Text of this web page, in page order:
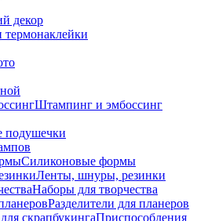
декор
Штампинг и эмбоссинг
подушечки
Силиконовые формы
Ленты, шнуры, резинки
Наборы для творчества
Разделители для планеров
Приспособления